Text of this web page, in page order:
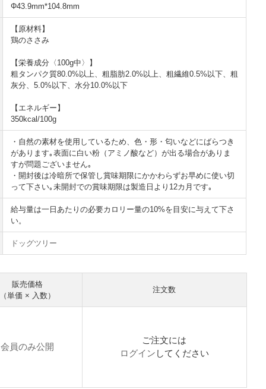
Φ43.9mm*104.8mm
【原材料】
鶏のささみ
【栄養成分〈100g中〉】
粗タンパク質80.0%以上、粗脂肪2.0%以上、粗繊維0.5%以下、粗
灰分、5.0%以下、水分10.0%以下
【エネルギー】
350kcal/100g
・自然の素材を使用しているため、色・形・匂いなどにばらつき
があります｡表面に白い粉（アミノ酸など）が出る場合がありま
すが問題ございません｡
・開封後は冷暗所で保管し賞味期限にかかわらずお早めに使い切
って下さい｡未開封での賞味期限は製造日より12カ月です｡
給与量は一日あたりの必要カロリー量の10%を目安に与えて下さ
い。
ドッグツリー
販売価格
（単価 × 入数）
注文数
会員のみ公開
ご注文には
ログイン してください